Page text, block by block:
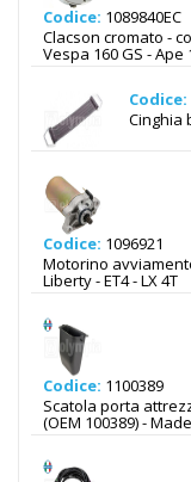
Codice: 1089840EC
Clacson cromato -
Vespa 160 GS - Ape
Codice:
Cinghia
Codice: 1096921
Motorino
Liberty - ET4 - LX 4T
Codice: 1100389
Scatola porta
(OEM 100389) -